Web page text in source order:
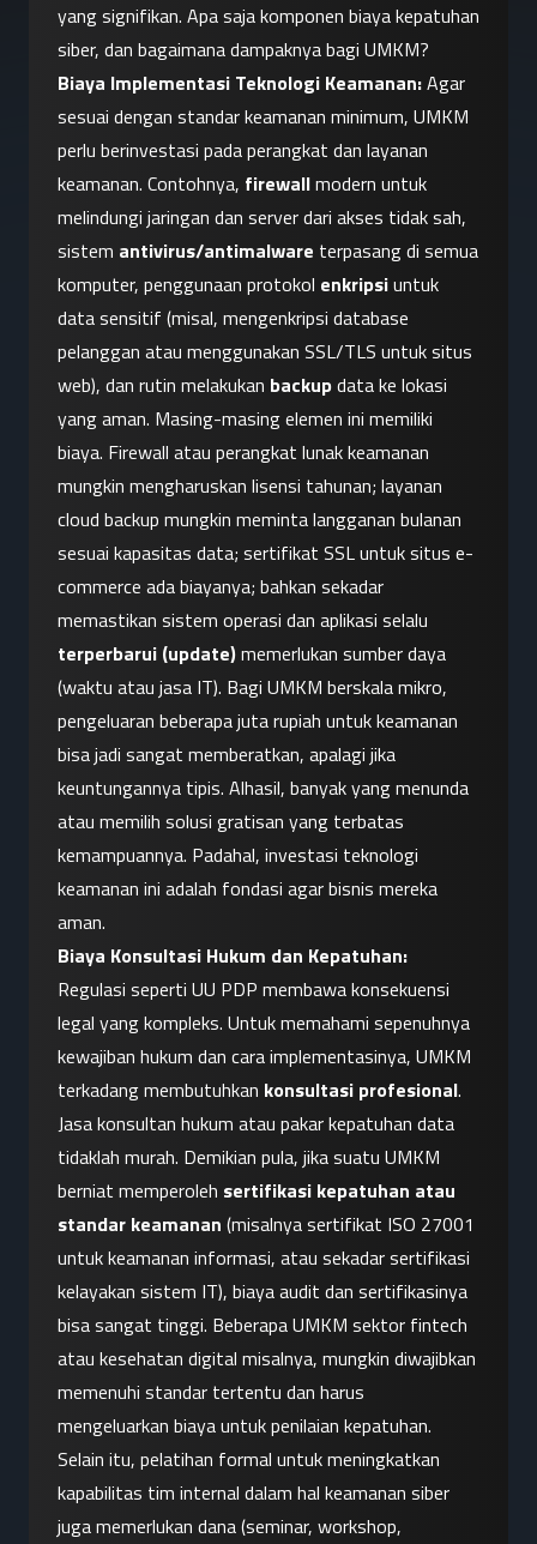
yang signifikan. Apa saja komponen biaya kepatuhan
siber, dan bagaimana dampaknya bagi UMKM?
Biaya Implementasi Teknologi Keamanan: Agar
sesuai dengan standar keamanan minimum, UMKM
perlu berinvestasi pada perangkat dan layanan
keamanan. Contohnya, firewall modern untuk
melindungi jaringan dan server dari akses tidak sah,
sistem antivirus/antimalware terpasang di semua
komputer, penggunaan protokol enkripsi untuk
data sensitif (misal, mengenkripsi database
pelanggan atau menggunakan SSL/TLS untuk situs
web), dan rutin melakukan backup data ke lokasi
yang aman. Masing-masing elemen ini memiliki
biaya. Firewall atau perangkat lunak keamanan
mungkin mengharuskan lisensi tahunan; layanan
cloud backup mungkin meminta langganan bulanan
sesuai kapasitas data; sertifikat SSL untuk situs e-
commerce ada biayanya; bahkan sekadar
terperbarui (update) memerlukan sumber daya
(waktu atau jasa IT). Bagi UMKM berskala mikro,
pengeluaran beberapa juta rupiah untuk keamanan
bisa jadi sangat memberatkan, apalagi jika
keuntungannya tipis. Alhasil, banyak yang menunda
atau memilih solusi gratisan yang terbatas
kemampuannya. Padahal, investasi teknologi
keamanan ini adalah fondasi agar bisnis mereka
aman.
Biaya Konsultasi Hukum dan Kepatuhan:
Regulasi seperti UU PDP membawa konsekuensi
legal yang kompleks. Untuk memahami sepenuhnya
kewajiban hukum dan cara implementasinya, UMKM
terkadang membutuhkan konsultasi profesional.
Jasa konsultan hukum atau pakar kepatuhan data
tidaklah murah. Demikian pula, jika suatu UMKM
berniat memperoleh sertifikasi kepatuhan atau
standar keamanan (misalnya sertifikat ISO 27001
untuk keamanan informasi, atau sekadar sertifikasi
kelayakan sistem IT), biaya audit dan sertifikasinya
bisa sangat tinggi. Beberapa UMKM sektor fintech
atau kesehatan digital misalnya, mungkin diwajibkan
memenuhi standar tertentu dan harus
mengeluarkan biaya untuk penilaian kepatuhan.
Selain itu, pelatihan formal untuk meningkatkan
kapabilitas tim internal dalam hal keamanan siber
juga memerlukan dana (seminar, workshop,